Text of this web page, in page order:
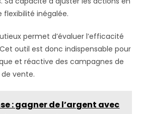
inégalée.
permet d’évaluer l’efficacité
outil est donc indispensable pour
et réactive des campagnes de
vente.
: gagner de l’argent avec